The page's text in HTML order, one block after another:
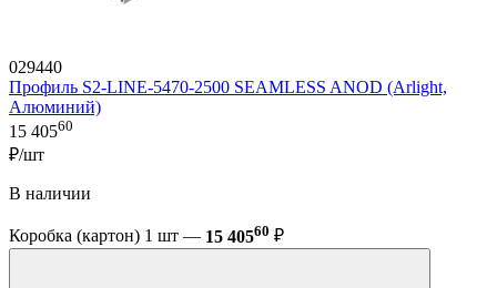
029440
Профиль S2-LINE-5470-2500 SEAMLESS ANOD (Arlight,
Алюминий)
15 40560
₽/шт
В наличии
Коробка (картон) 1 шт — 15 40560 ₽